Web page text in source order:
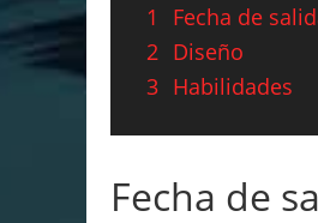
1
Fecha de
2 Diseño
3 Habilidades
Fecha de